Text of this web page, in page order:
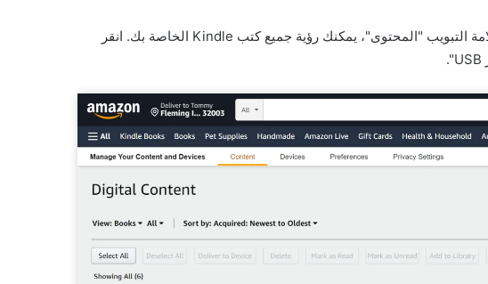
من علامة التبويب "المحتوى"، يمكنك رؤية جميع كتب Kindle الخاصة بك. انقر